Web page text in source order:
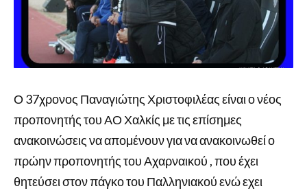
Ο 37χρονος Παναγιώτης Χριστοφιλέας είναι ο νέος
προπονητής του ΑΟ Χαλκίς με τις επίσημες
ανακοινώσεις να απομένουν για να ανακοινωθεί ο
πρώην προπονητής του Αχαρναικού , που έχει
θητεύσει στον πάγκο του Παλληνιακού ενώ εχει